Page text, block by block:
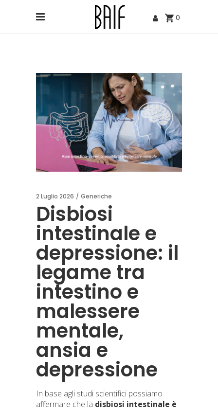
0
2 Luglio 2026 Generiche
Disbiosi
intestinale e
depressione: il
legame tra
intestino e
malessere
mentale,
ansia e
depressione
In base agli studi scientifici possiamo
affermare che la disbiosi intestinale è